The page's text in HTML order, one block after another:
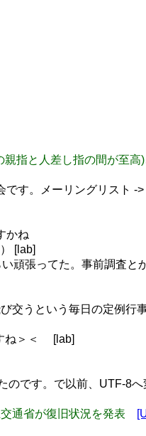
指と人差し指の間が至
です。メーリングリスト ->
かね
[lab]
頑張ってた。事前調査と
交うという毎日の定例行
ね＞＜ [lab]
です。で以前、UTF-8
交通省が復旧状況を発表